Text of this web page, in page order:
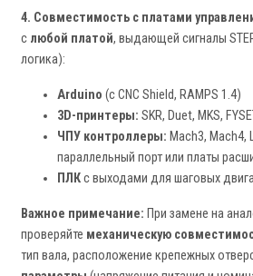
4. Совместимость с платами
с любой платой, выдающей сигналы
логика):
Arduino (с CNC Shield, RAMPS 1.4)
3D-принтеры: SKR, Duet, MKS,
ЧПУ контроллеры: Mach3, Mach4,
параллельный порт или платы
ПЛКс выходами для шаговых
Важное примечание: При замене на
проверяйте механическую
тип вала, расположение крепежных